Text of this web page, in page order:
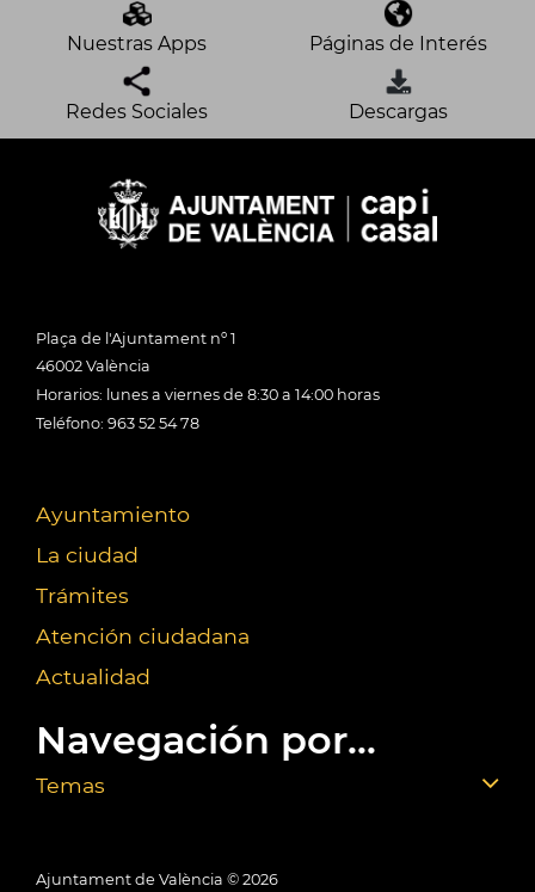
Nuestras Apps Páginas de Interés
Redes Sociales Descargas
Plaça de l'Ajuntament nº 1
46002 València
Horarios: lunes a viernes de 8:30 a 14:00 horas
Teléfono: 963 52 54 78
Ayuntamiento
La ciudad
Trámites
Atención ciudadana
Actualidad
Navegación por...
Temas
Ajuntament de València © 2026